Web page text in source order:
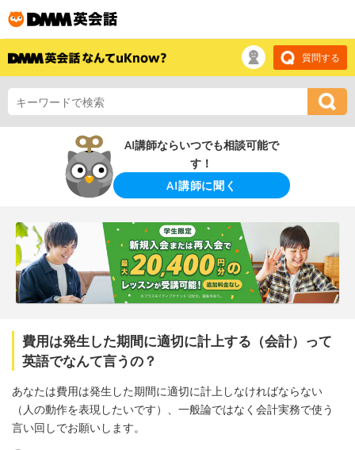
質問する
AI講師ならいつでも相談可能で
す！
AI講師に聞く
費用は発生した期間に適切に計上する（会計）って
英語でなんて言うの？
あなたは費用は発生した期間に適切に計上しなければならない
（人の動作を表現したいです）、一般論ではなく会計実務で使う
言い回しでお願いします。